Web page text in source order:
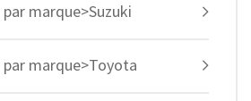
marque>Suzuki
marque>Toyota